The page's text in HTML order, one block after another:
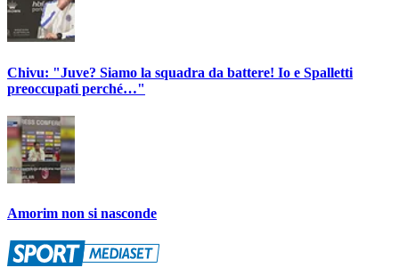
Chivu: "Juve? Siamo la squadra da battere! Io e Spalletti
preoccupati perché…"
Amorim non si nasconde